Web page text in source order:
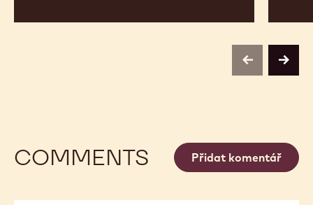
previousnext
COMMENTS Přidat komentář